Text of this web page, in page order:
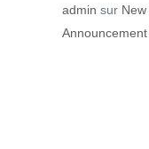
admin sur
Announcement